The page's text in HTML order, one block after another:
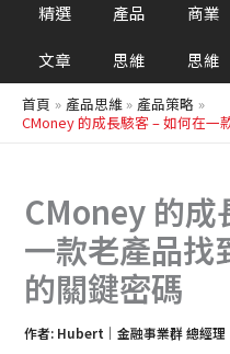
精選
文章
產品
思維
商業
思維
首頁 產品思維
產品策略
CMoney 的成長駭客 – 如何在一
CMoney 的成
一款老產品找
的關鍵密碼
作者: Hubert｜金融事業群 總經理